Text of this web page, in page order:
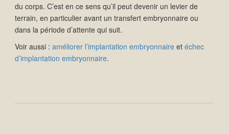
du corps. C’est en ce sens qu’il peut devenir un levier de
terrain, en particulier avant un transfert embryonnaire ou
dans la période d’attente qui suit.
Voir aussi : améliorer l’implantation embryonnaire et échec
d’implantation embryonnaire.